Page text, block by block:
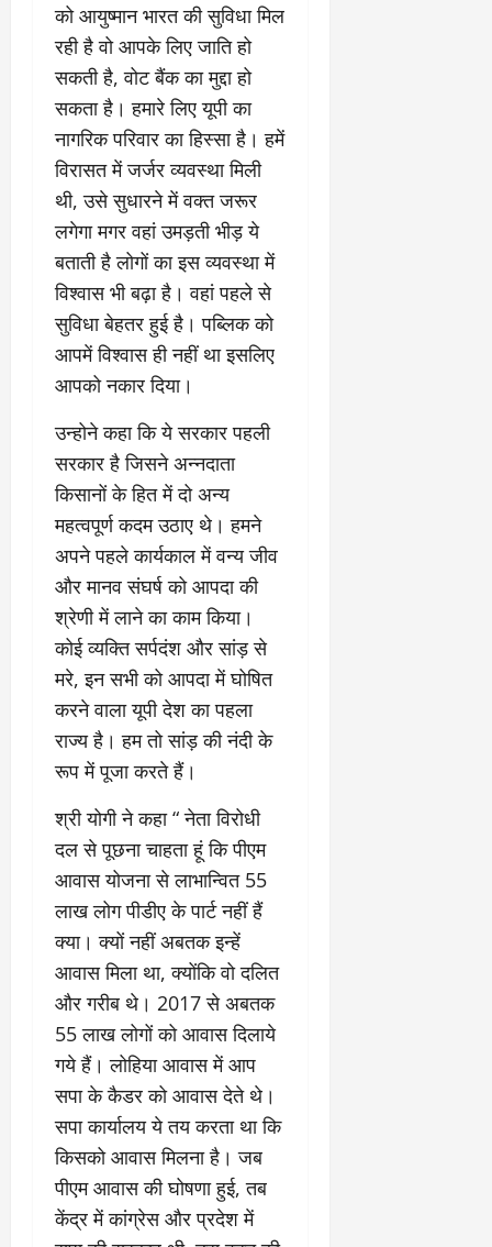
को आयुष्मान भारत की सुविधा मिल
रही है वो आपके लिए जाति हो
सकती है, वोट बैंक का मुद्दा हो
सकता है। हमारे लिए यूपी का
नागरिक परिवार का हिस्सा है। हमें
विरासत में जर्जर व्यवस्था मिली
थी, उसे सुधारने में वक्त जरूर
लगेगा मगर वहां उमड़ती भीड़ ये
बताती है लोगों का इस व्यवस्था में
विश्वास भी बढ़ा है। वहां पहले से
सुविधा बेहतर हुई है। पब्लिक को
आपमें विश्वास ही नहीं था इसलिए
आपको नकार दिया।
उन्होने कहा कि ये सरकार पहली
सरकार है जिसने अन्नदाता
किसानों के हित में दो अन्य
महत्वपूर्ण कदम उठाए थे। हमने
अपने पहले कार्यकाल में वन्य जीव
और मानव संघर्ष को आपदा की
श्रेणी में लाने का काम किया।
कोई व्यक्ति सर्पदंश और सांड़ से
मरे, इन सभी को आपदा में घोषित
करने वाला यूपी देश का पहला
राज्य है। हम तो सांड़ की नंदी के
रूप में पूजा करते हैं।
श्री योगी ने कहा “ नेता विरोधी
दल से पूछना चाहता हूं कि पीएम
आवास योजना से लाभान्वित 55
लाख लोग पीडीए के पार्ट नहीं हैं
क्या। क्यों नहीं अबतक इन्हें
आवास मिला था, क्योंकि वो दलित
और गरीब थे। 2017 से अबतक
55 लाख लोगों को आवास दिलाये
गये हैं। लोहिया आवास में आप
सपा के कैडर को आवास देते थे।
सपा कार्यालय ये तय करता था कि
किसको आवास मिलना है। जब
पीएम आवास की घोषणा हुई, तब
केंद्र में कांग्रेस और प्रदेश में